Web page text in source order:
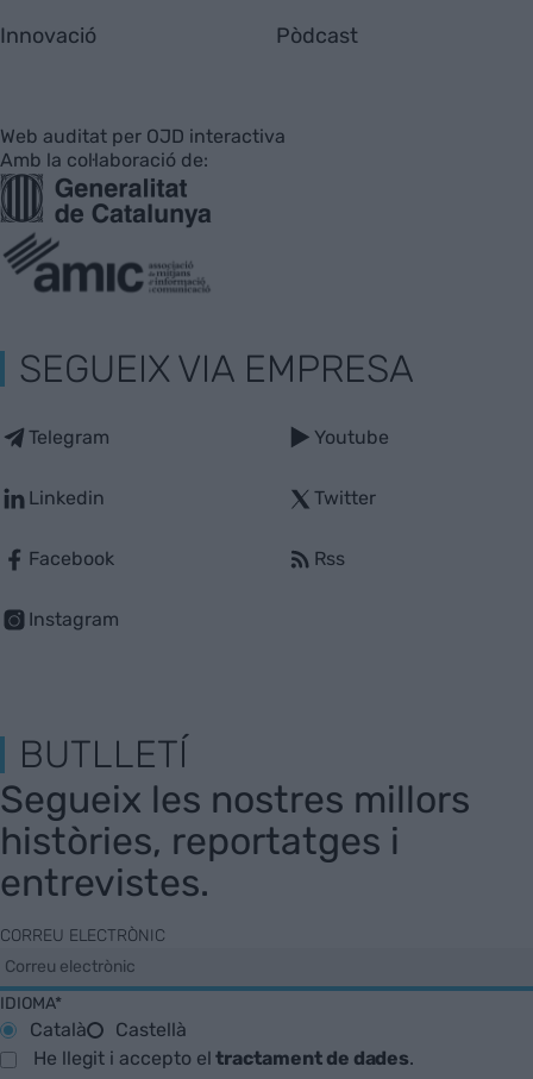
Innovació Pòdcast
Web auditat per OJD interactiva
Amb la col·laboració de:
SEGUEIX VIA EMPRESA
Telegram
Linkedin
Facebook
Instagram
Youtube
Twitter
Rss
BUTLLETÍ
Segueix les nostres millors
històries, reportatges i
entrevistes.
CORREU ELECTRÒNIC
IDIOMA*
Català
Castellà
He llegit i accepto eltractament de dades.